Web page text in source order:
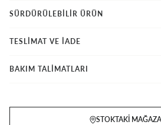
SÜRDÜRÜLEBİLİR ÜRÜN
TESLİMAT VE İADE
BAKIM TALİMATLARI
STOKTAKI